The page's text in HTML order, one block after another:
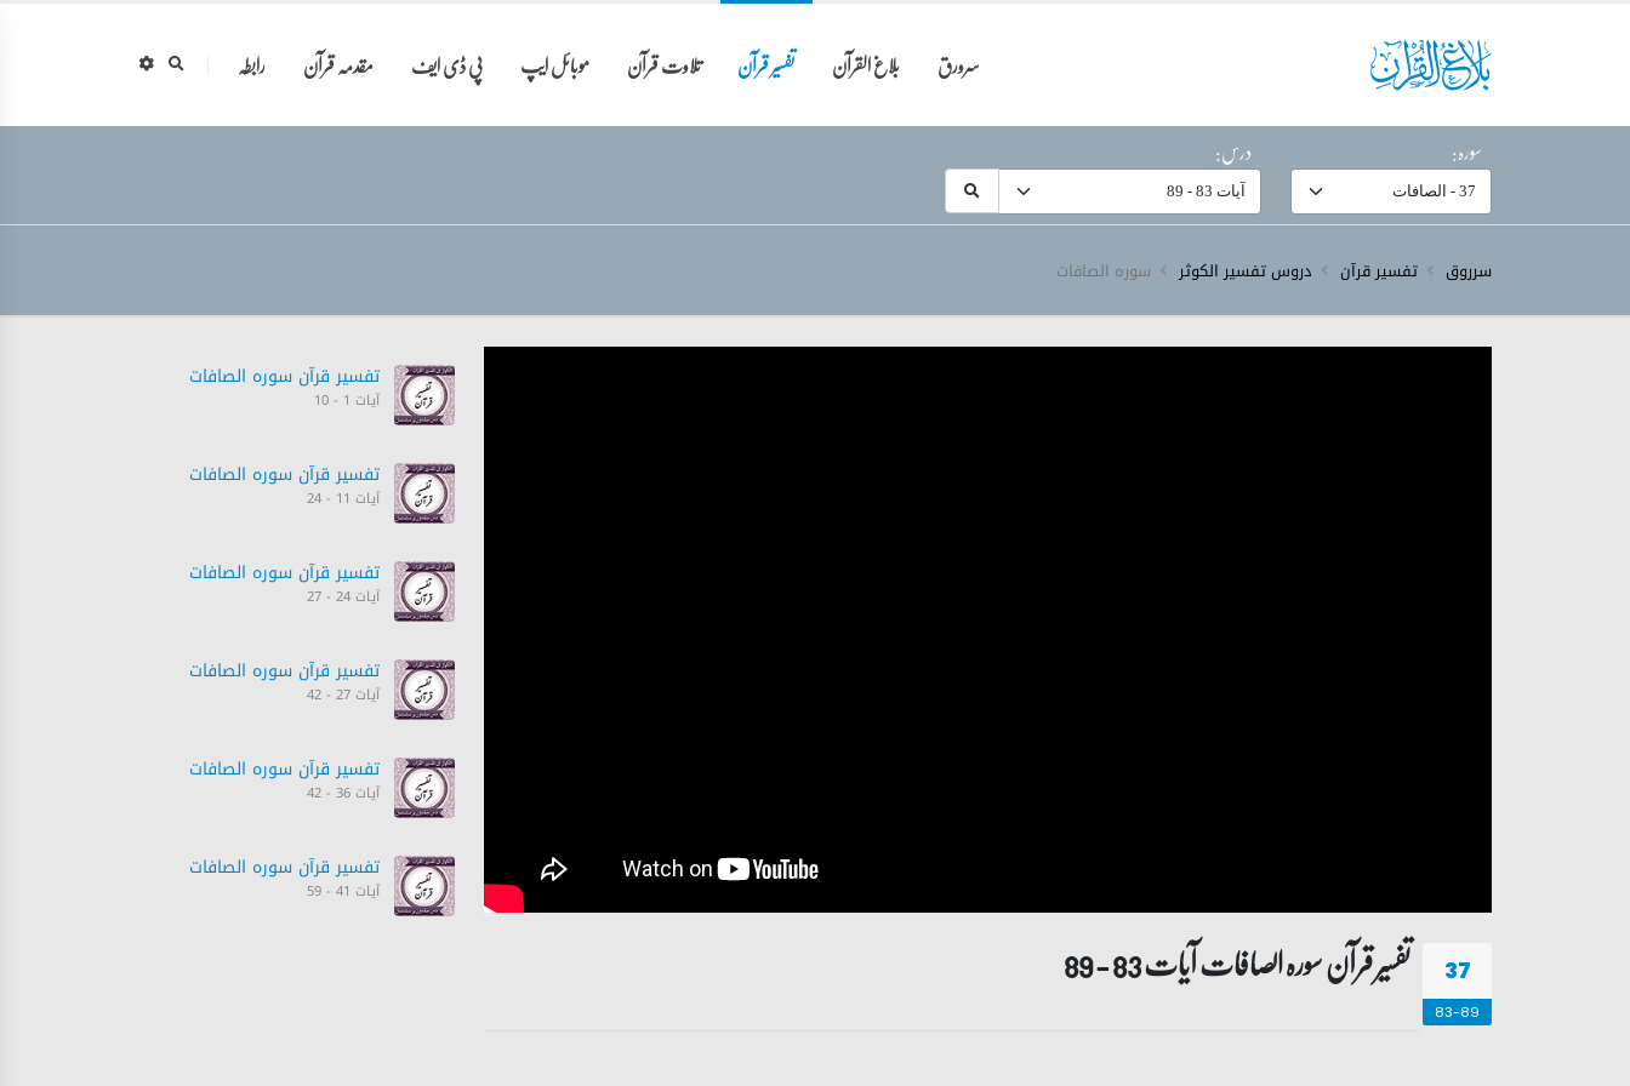
سرورق بلاغ القرآن تفسیر قرآن تلاوت قرآن موبائل ایپ پی ڈی ایف مقدمہ قرآن
رابطہ
سورہ:
درس:
سرروق تفسیر قرآن دروس تفسیر الکوثر سورہ ‎الصافات‎
37
83-89
تفسیر قرآن سورہ ‎الصافات‎ آیات 83 - 89
تفسیر قرآن سورہ ‎الصافات‎
آیات 1 - 10
تفسیر قرآن سورہ ‎الصافات‎
آیات 11 - 24
تفسیر قرآن سورہ ‎الصافات‎
آیات 24 - 27
تفسیر قرآن سورہ ‎الصافات‎
آیات 27 - 42
تفسیر قرآن سورہ ‎الصافات‎
آیات 36 - 42
تفسیر قرآن سورہ ‎الصافات‎
آیات 41 - 59